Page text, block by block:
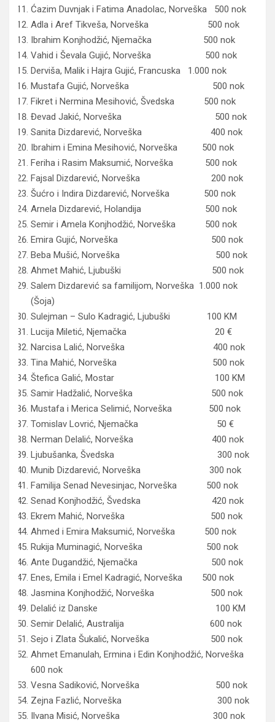
Ćazim Duvnjak i Fatima Anadolac, Norveška 500 nok
Adla i Aref Tikveša, Norveška 500 nok
Ibrahim Konjhodžić, Njemačka 500 nok
Vahid i Ševala Gujić, Norveška 500 nok
Derviša, Malik i Hajra Gujić, Francuska 1.000 nok
Mustafa Gujić, Norveška 500 nok
Fikret i Nermina Mesihović, Švedska 500 nok
Đevad Jakić, Norveška 500 nok
Sanita Dizdarević, Norveška 400 nok
Ibrahim i Emina Mesihović, Norveška 500 nok
Feriha i Rasim Maksumić, Norveška 500 nok
Fajsal Dizdarević, Norveška 200 nok
Šućro i Indira Dizdarević, Norveška 500 nok
Arnela Dizdarević, Holandija 500 nok
Semir i Amela Konjhodžić, Norveška 500 nok
Emira Gujić, Norveška 500 nok
Beba Mušić, Norveška 500 nok
Ahmet Mahić, Ljubuški 500 nok
Salem Dizdarević sa familijom, Norveška 1.000 nok
(Šoja)
Sulejman – Sulo Kadragić, Ljubuški 100 KM
Lucija Miletić, Njemačka 20 €
Narcisa Lalić, Norveška 400 nok
Tina Mahić, Norveška 500 nok
Štefica Galić, Mostar 100 KM
Samir Hadžalić, Norveška 500 nok
Mustafa i Merica Selimić, Norveška 500 nok
Tomislav Lovrić, Njemačka 50 €
Nerman Delalić, Norveška 400 nok
Ljubušanka, Švedska 300 nok
Munib Dizdarević, Norveška 300 nok
Familija Senad Nevesinjac, Norveška 500 nok
Senad Konjhodžić, Švedska 420 nok
Ekrem Mahić, Norveška 500 nok
Ahmed i Emira Maksumić, Norveška 500 nok
Rukija Muminagić, Norveška 500 nok
Ante Dugandžić, Njemačka 500 nok
Enes, Emila i Emel Kadragić, Norveška 500 nok
Jasmina Konjhodžić, Norveška 500 nok
Delalić iz Danske 100 KM
Semir Delalić, Australija 600 nok
Sejo i Zlata Šukalić, Norveška 500 nok
Ahmet Emanulah, Ermina i Edin Konjhodžić, Norveška
600 nok
Vesna Sadiković, Norveška 500 nok
Zejna Fazlić, Norveška 300 nok
Ilvana Misić, Norveška 300 nok